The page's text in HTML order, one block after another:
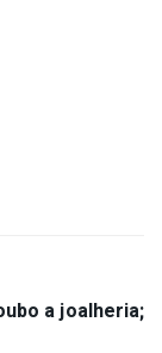
a joalheria;